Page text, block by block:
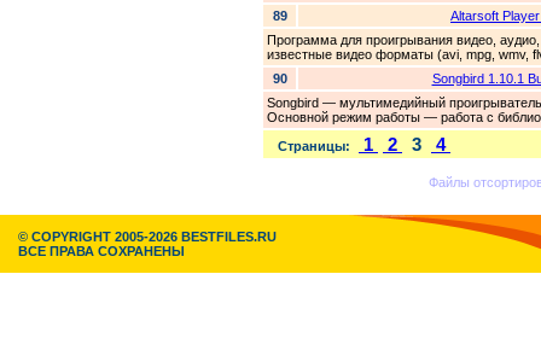
89
Altarsoft
Программа для проигрывания видео,
известные видео форматы (avi, mpg, wmv,
90
Songbird 1.10.1
Songbird — мультимедийный
Основной режим работы — работа с
Страницы:
1 2 3 4
Файлы
© COPYRIGHT 2005-2026 BESTFILES.RU
ВСЕ ПРАВА СОХРАНЕНЫ